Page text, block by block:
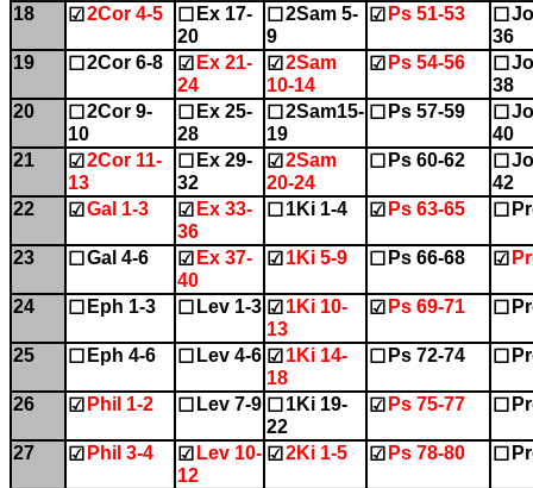
18
☑ 2Cor 4-5 ☐ Ex 17-
20
☐ 2Sam 5-
9
☑ Ps 51-53 ☐
36
19
☐ 2Cor 6-8 ☑ Ex 21-
24
☑ 2Sam
10-14
☑ Ps 54-56 ☐
38
20
☐ 2Cor 9-
10
☐ Ex 25-
28
☐ 2Sam15-
19
☐ Ps 57-59 ☐
40
21
☑ 2Cor 11-
13
☐ Ex 29-
32
☑ 2Sam
20-24
☐ Ps 60-62 ☐
42
22
☑ Gal 1-3 ☑ Ex 33-
36
☐ 1Ki 1-4 ☑ Ps 63-65 ☐
23 ☐ Gal 4-6 ☑ Ex 37-
40
☑ 1Ki 5-9 ☐ Ps 66-68 ☑
24 ☐ Eph 1-3 ☐ Lev 1-3 ☑ 1Ki 10-
13
☑ Ps 69-71 ☐
25 ☐ Eph 4-6 ☐ Lev 4-6 ☑ 1Ki 14-
18
☐ Ps 72-74 ☐
26 ☑ Phil 1-2 ☐ Lev 7-9 ☐ 1Ki 19-
22
☑ Ps 75-77 ☐
27 ☑ Phil 3-4 ☑ Lev 10-
12
☑ 2Ki 1-5 ☑ Ps 78-80 ☐